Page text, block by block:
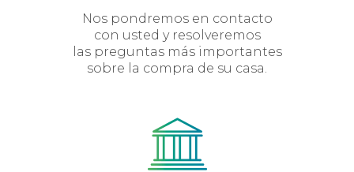
Nos pondremos en contacto
con usted y resolveremos
las preguntas más importantes
sobre la compra de su casa.